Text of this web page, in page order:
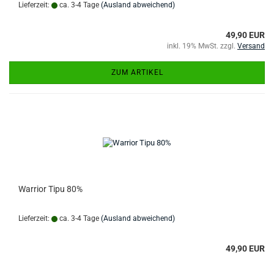
Lieferzeit: ca. 3-4 Tage (Ausland abweichend)
49,90 EUR
inkl. 19% MwSt. zzgl. Versand
ZUM ARTIKEL
Warrior Tipu 80%
Lieferzeit: ca. 3-4 Tage (Ausland abweichend)
49,90 EUR